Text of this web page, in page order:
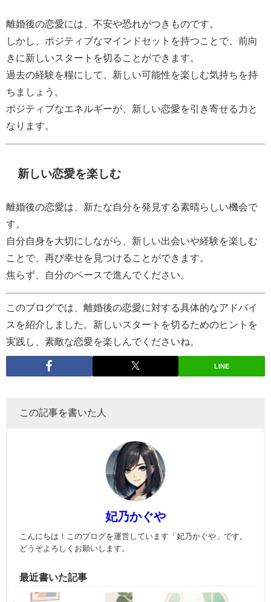
離婚後の恋愛には、不安や恐れがつきものです。
しかし、ポジティブなマインドセットを持つことで、前向
きに新しいスタートを切ることができます。
過去の経験を糧にして、新しい可能性を楽しむ気持ちを持
ちましょう。
ポジティブなエネルギーが、新しい恋愛を引き寄せる力と
なります。
新しい恋愛を楽しむ
離婚後の恋愛は、新たな自分を発見する素晴らしい機会で
す。
自分自身を大切にしながら、新しい出会いや経験を楽しむ
ことで、再び幸せを見つけることができます。
焦らず、自分のペースで進んでください。
このブログでは、離婚後の恋愛に対する具体的なアドバイ
スを紹介しました。新しいスタートを切るためのヒントを
実践し、素敵な恋愛を楽しんでくださいね。
LINE
この記事を書いた人
妃乃かぐや
こんにちは！このブログを運営しています「妃乃かぐや」です。
どうぞよろしくお願いします。
最近書いた記事